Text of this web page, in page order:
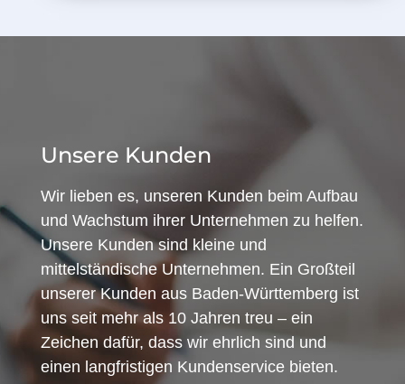
Unsere Kunden
Wir lieben es, unseren Kunden beim Aufbau
und Wachstum ihrer Unternehmen zu helfen.
Unsere Kunden sind kleine und
mittelständische Unternehmen. Ein Großteil
unserer Kunden aus Baden-Württemberg ist
uns seit mehr als 10 Jahren treu – ein
Zeichen dafür, dass wir ehrlich sind und
einen langfristigen Kundenservice bieten.